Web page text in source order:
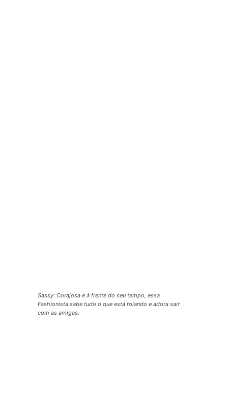
Sassy: Corajosa e à frente do seu tempo, essa
Fashionista sabe tudo o que está rolando e adora sair
com as amigas.